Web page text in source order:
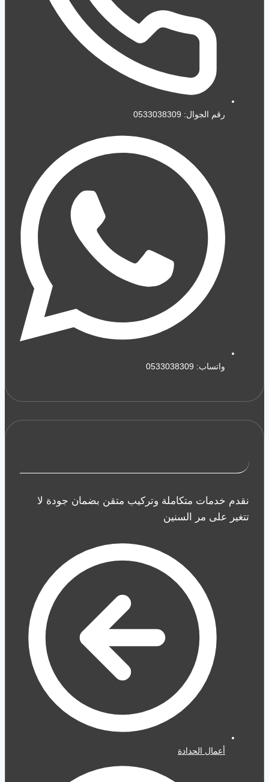
رقم الجوال: 0533038309
واتساب: 0533038309
نقدم خدمات متكاملة وتركيب متقن بضمان جودة لا
تتغير على مر السنين
أعمال الحدادة